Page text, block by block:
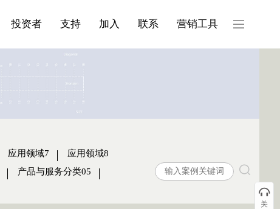
投资者
支持
加入
联系
营销工具
应用领域7
应用领域8
产品与服务分类05
关